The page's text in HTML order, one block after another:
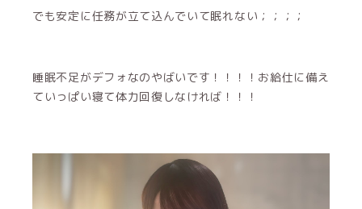
でも安定に任務が立て込んでいて眠れない；；；；
睡眠不足がデフォなのやばいです！！！！お給仕に備え
ていっぱい寝て体力回復しなければ！！！